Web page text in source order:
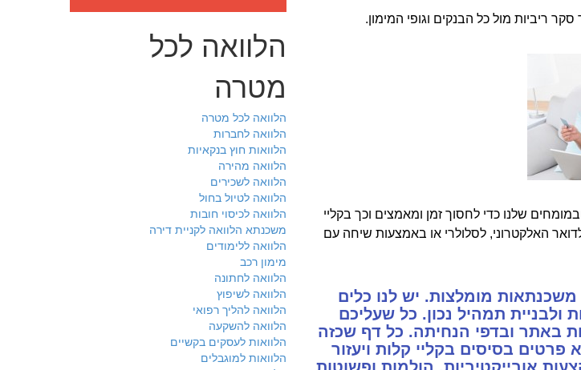
ריביות מול כל הבנקים וגופי המימון.
שלנו כדי לחסוך זמן ומאמצים וכך בקליי
האלקטרוני, לסלולרי או באמצעות שיחה עם
מומלצות. יש לנו כלים
ולבניית תמהיל נכון. כל שעליכם
באתר ובדפי הנחיתה. כל דף שכזה
פרטים בסיסים בקליי קלות ויעזור
הלוואה לכל
מטרה
הלוואה לכל מטרה
הלוואה לחברות
הלוואות חוץ בנקאיות
הלוואה מהירה
הלוואה לשכירים
הלוואה לטיול בחול
הלוואה לכיסוי חובות
משכנתא הלוואה לקניית דירה
הלוואה ללימודים
מימון רכב
הלוואה לחתונה
הלוואה לשיפוץ
הלוואה להליך רפואי
הלוואה להשקעה
הלוואות לעסקים בקשיים
הלוואות למוגבלים